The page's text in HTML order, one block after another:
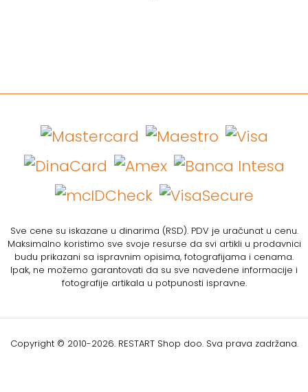
Sve cene su iskazane u dinarima (RSD). PDV je uračunat u cenu.
Maksimalno koristimo sve svoje resurse da svi artikli u prodavnici
budu prikazani sa ispravnim opisima, fotografijama i cenama.
Ipak, ne možemo garantovati da su sve navedene informacije i
fotografije artikala u potpunosti ispravne.
Copyright © 2010-2026. RESTART Shop doo. Sva prava zadržana.